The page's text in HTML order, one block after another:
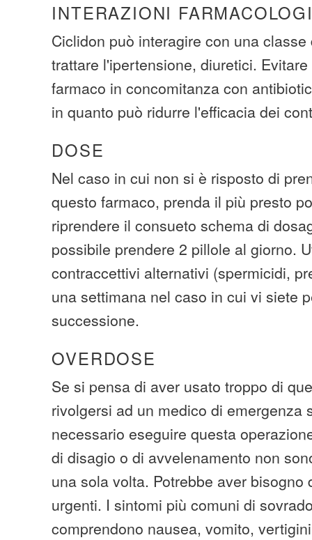
INTERAZIONI
Ciclidon può interagire con una
trattare l'ipertensione, diuretici.
farmaco in concomitanza con
in quanto può ridurre l'efficacia dei
DOSE
Nel caso in cui non si è risposto di
questo farmaco, prenda il più presto
riprendere il consueto schema di
possibile prendere 2 pillole al giorno.
contraccettivi alternativi (spermicidi,
una settimana nel caso in cui vi siete
successione.
OVERDOSE
Se si pensa di aver usato troppo di
rivolgersi ad un medico di
necessario eseguire questa
di disagio o di avvelenamento non
una sola volta. Potrebbe aver bisogno
urgenti. I sintomi più comuni di
comprendono nausea, vomito,